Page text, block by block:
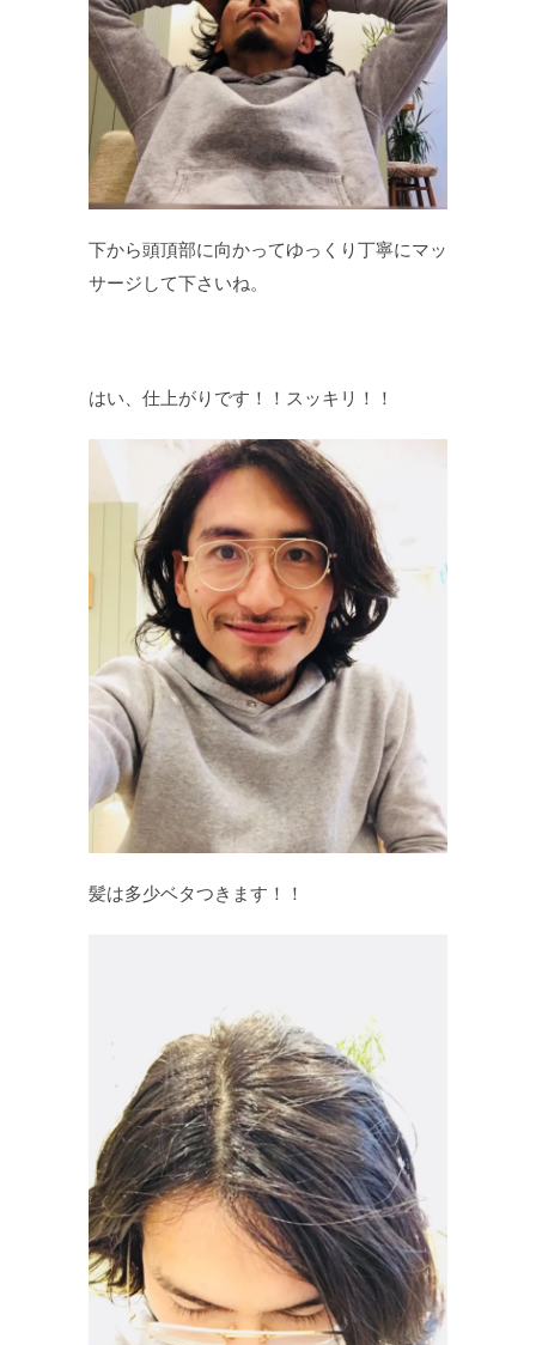
下から頭頂部に向かってゆっくり丁寧にマッ
サージして下さいね。
はい、仕上がりです！！スッキリ！！
髪は多少ベタつきます！！